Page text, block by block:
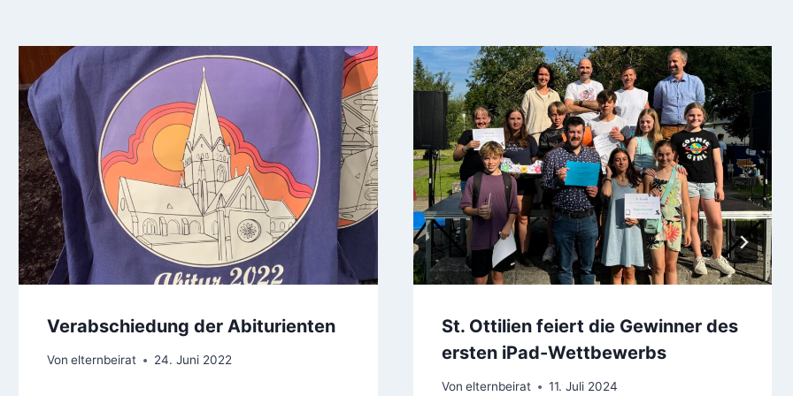
Verabschiedung der Abiturienten
Von elternbeirat 24. Juni 2022
St. Ottilien feiert die Gewinner des
ersten iPad-Wettbewerbs
Von elternbeirat 11. Juli 2024